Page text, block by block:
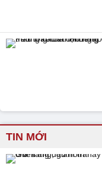
TIN MỚI